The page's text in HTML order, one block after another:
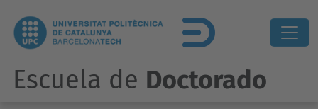
Escuela de Doctorado